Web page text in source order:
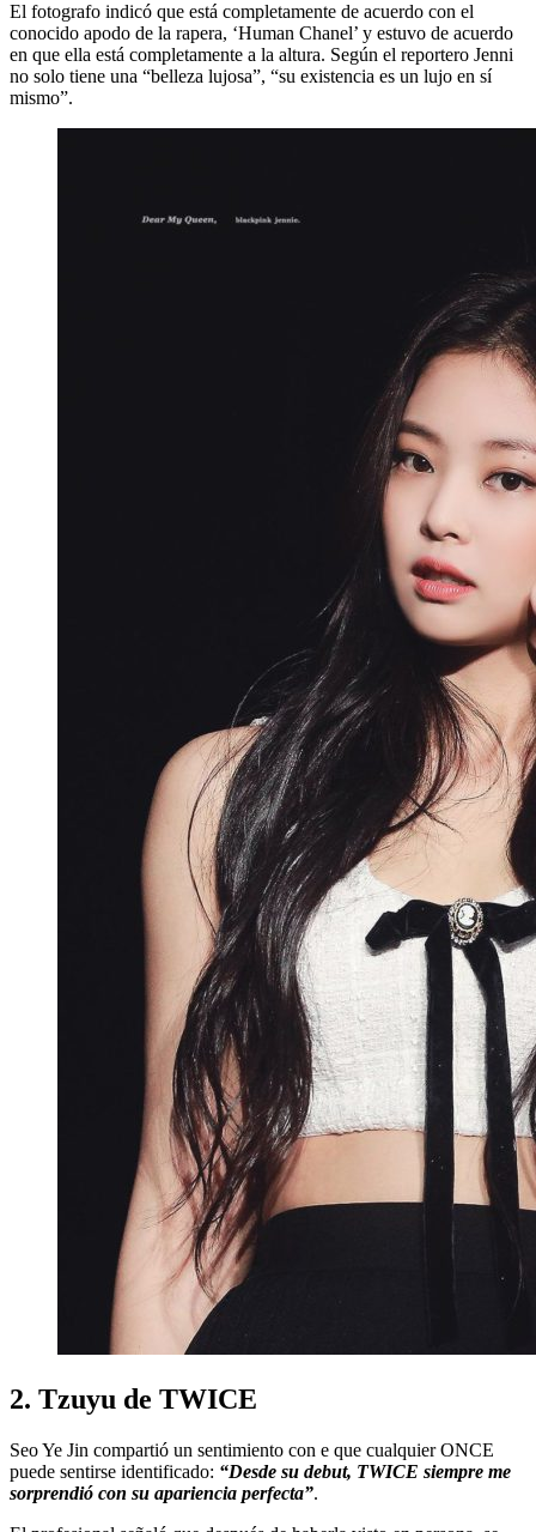
El fotografo indicó que está completamente de acuerdo con el
conocido apodo de la rapera, ‘Human Chanel’ y estuvo de acuerdo
en que ella está completamente a la altura. Según el reportero Jenni
no solo tiene una “belleza lujosa”, “su existencia es un lujo en sí
mismo”.
2. Tzuyu de TWICE
Seo Ye Jin compartió un sentimiento con e que cualquier ONCE
puede sentirse identificado: “Desde su debut, TWICE siempre me
sorprendió con su apariencia perfecta”.